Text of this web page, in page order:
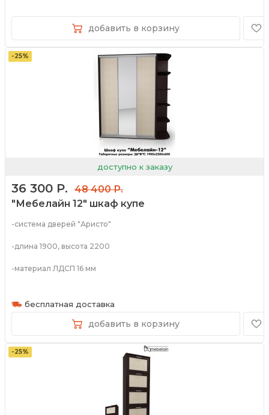
добавить в корзину
доступно к заказу
-25%
36 300 Р.
48 400 Р.
"Мебелайн 12" шкаф купе
-система дверей "Аристо"
-длина 1900, высота 2200
-материал ЛДСП 16 мм
бесплатная доставка
добавить в корзину
-25%